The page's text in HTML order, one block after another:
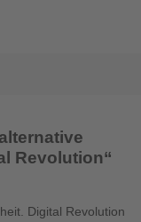
Revolution“
Digital Revolution